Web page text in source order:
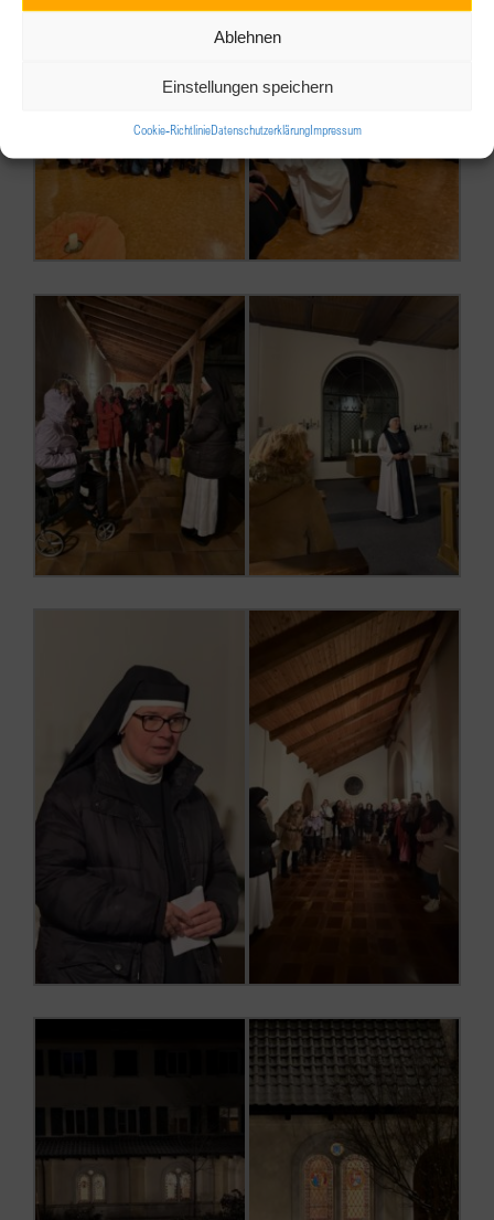
Ablehnen
Einstellungen speichern
Cookie-RichtlinieDatenschutzerklärungImpressum